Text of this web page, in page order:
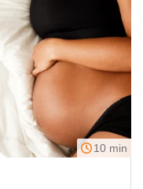
10 min